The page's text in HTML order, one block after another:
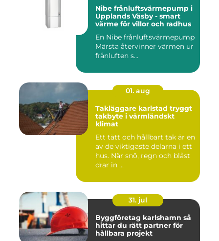
Nibe frånluftsvärmepump i
Upplands Väsby - smart
värme för villor och radhus
En Nibe frånluftsvärmepump
Märsta återvinner värmen ur
frånluften s...
01. aug
Takläggare karlstad tryggt
takbyte i värmländskt
klimat
Ett tätt och hållbart tak är en
av de viktigaste delarna i ett
hus. När snö, regn och blåst
drar in ...
31. jul
Byggföretag karlshamn så
hittar du rätt partner för
hållbara projekt